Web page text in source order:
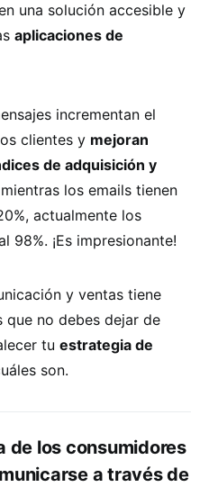
una solución accesible y
aplicaciones de
incrementan el
clientes y mejoran
de adquisición y
los emails tienen
actualmente los
98%. ¡Es impresionante!
y ventas tiene
que no debes dejar de
tu estrategia de
son.
de los consumidores
a través de